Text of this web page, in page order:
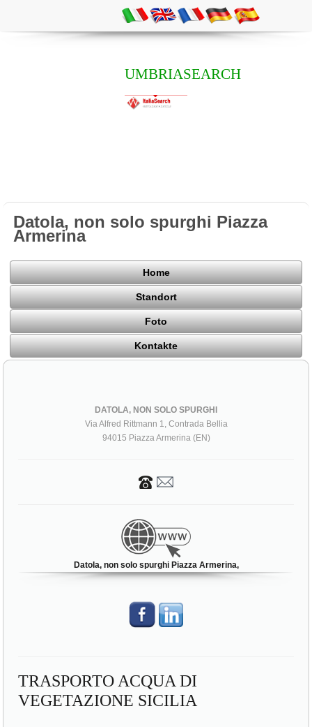
UMBRIASEARCH
Datola, non solo spurghi Piazza
Armerina
Home
Standort
Foto
Kontakte
DATOLA, NON SOLO SPURGHI
Via Alfred Rittmann 1, Contrada Bellia
94015 Piazza Armerina (EN)
Datola, non solo spurghi Piazza Armerina,
TRASPORTO ACQUA DI
VEGETAZIONE SICILIA